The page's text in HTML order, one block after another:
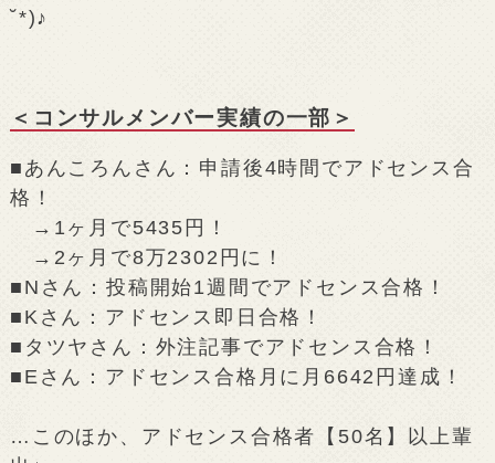
˘*)♪
＜コンサルメンバー実績の一部＞
■あんころんさん：申請後4時間でアドセンス合
格！
→1ヶ月で5435円！
→2ヶ月で8万2302円に！
■Nさん：投稿開始1週間でアドセンス合格！
■Kさん：アドセンス即日合格！
■タツヤさん：外注記事でアドセンス合格！
■Eさん：アドセンス合格月に月6642円達成！
…このほか、アドセンス合格者【50名】以上輩